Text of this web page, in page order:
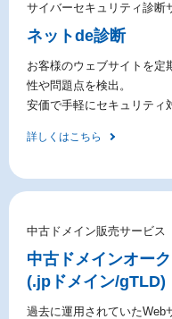
サイバーセキュリティ診断
ネットde診断
お客様のウェブサイトを定
性や問題点を検出。
安価で手軽にセキュリティ
詳しくはこちら
中古ドメイン販売サービス
中古ドメインオー
(.jpドメイン/gTLD)
過去に運用されていたWeb